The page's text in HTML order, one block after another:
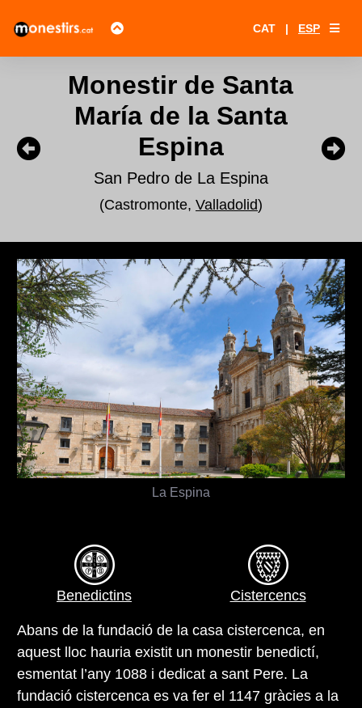
CAT | ESP
Monestir de Santa
María de la Santa
Espina
San Pedro de La Espina
(Castromonte, Valladolid)
La Espina
Benedictins Cistercencs
Abans de la fundació de la casa cistercenca, en
aquest lloc hauria existit un monestir benedictí,
esmentat l’any 1088 i dedicat a sant Pere. La
fundació cistercenca es va fer el 1147 gràcies a la